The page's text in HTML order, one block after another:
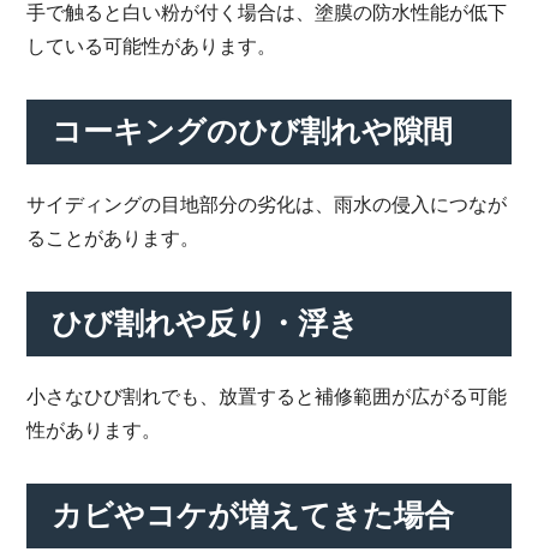
手で触ると白い粉が付く場合は、塗膜の防水性能が低下
している可能性があります。
コーキングのひび割れや隙間
サイディングの目地部分の劣化は、雨水の侵入につなが
ることがあります。
ひび割れや反り・浮き
小さなひび割れでも、放置すると補修範囲が広がる可能
性があります。
カビやコケが増えてきた場合